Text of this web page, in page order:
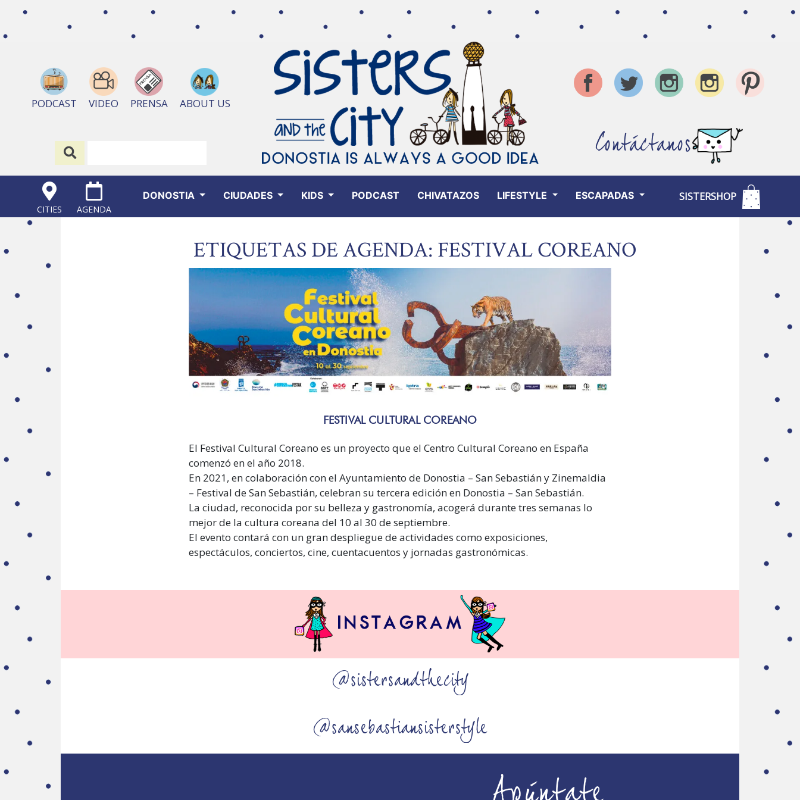
PODCAST VIDEO PRENSA ABOUT US
Contáctanos
CITIES AGENDA
DONOSTIA CIUDADES KIDS PODCAST CHIVATAZOS LIFESTYLE ESCAPADAS SISTERSHOP
ETIQUETAS DE AGENDA: FESTIVAL COREANO
FESTIVAL CULTURAL COREANO
El Festival Cultural Coreano es un proyecto que el Centro Cultural Coreano en España
comenzó en el año 2018.
En 2021, en colaboración con el Ayuntamiento de Donostia – San Sebastián y Zinemaldia
– Festival de San Sebastián, celebran su tercera edición en Donostia – San Sebastián.
La ciudad, reconocida por su belleza y gastronomía, acogerá durante tres semanas lo
mejor de la cultura coreana del 10 al 30 de septiembre.
El evento contará con un gran despliegue de actividades como exposiciones,
espectáculos, conciertos, cine, cuentacuentos y jornadas gastronómicas.
@sistersandthecity
@sansebastiansisterstyle